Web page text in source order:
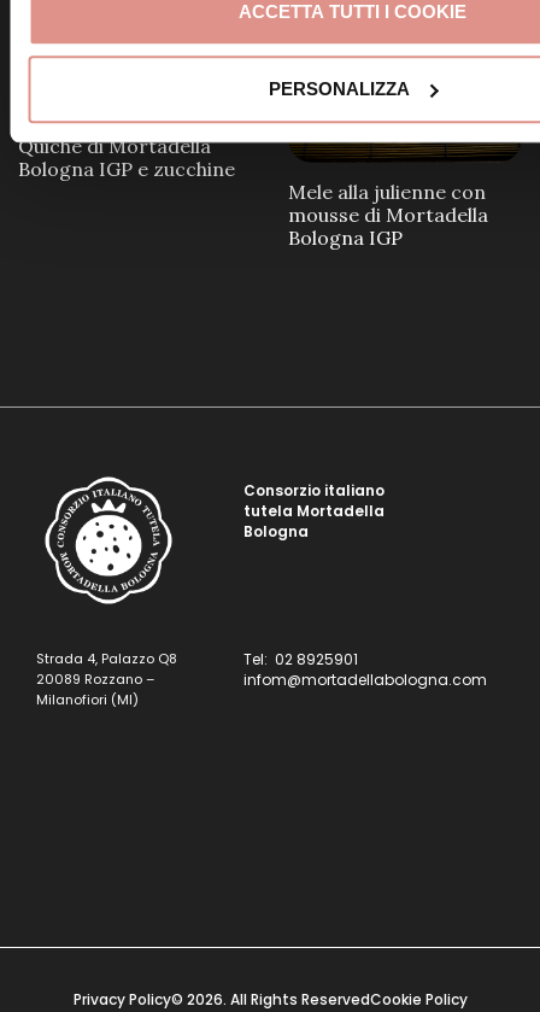
ACCETTA TUTTI I COOKIE
PERSONALIZZA
Quiche di Mortadella
Bologna IGP e zucchine
Mele alla julienne con
mousse di Mortadella
Bologna IGP
Consorzio italiano
tutela Mortadella
Bologna
Strada 4, Palazzo Q8
20089 Rozzano –
Milanofiori (MI)
Tel: 02 8925901
infom@mortadellabologna.com
Privacy Policy© 2026. All Rights ReservedCookie Policy